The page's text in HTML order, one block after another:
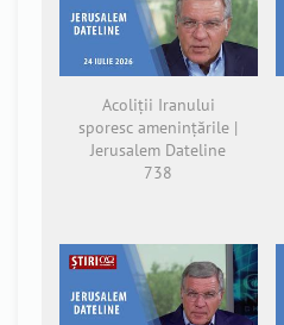
Acoliții Iranului
sporesc amenințările |
Jerusalem Dateline
738